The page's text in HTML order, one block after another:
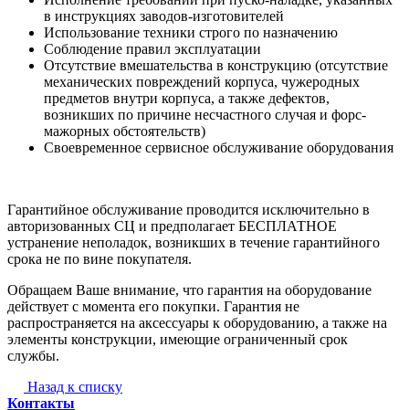
в инструкциях заводов-изготовителей
Использование техники строго по назначению
Соблюдение правил эксплуатации
Отсутствие вмешательства в конструкцию (отсутствие
механических повреждений корпуса, чужеродных
предметов внутри корпуса, а также дефектов,
возникших по причине несчастного случая и форс-
мажорных обстоятельств)
Своевременное сервисное обслуживание оборудования
Гарантийное обслуживание проводится исключительно в
авторизованных СЦ и предполагает БЕСПЛАТНОЕ
устранение неполадок, возникших в течение гарантийного
срока не по вине покупателя.
Обращаем Ваше внимание, что гарантия на оборудование
действует с момента его покупки. Гарантия не
распространяется на аксессуары к оборудованию, а также на
элементы конструкции, имеющие ограниченный срок
службы.
Назад к списку
Контакты